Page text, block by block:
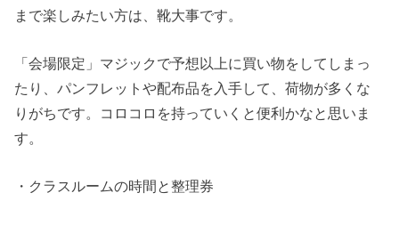
まで楽しみたい方は、靴大事です。
「会場限定」マジックで予想以上に買い物をしてしまっ
たり、パンフレットや配布品を入手して、荷物が多くな
りがちです。コロコロを持っていくと便利かなと思いま
す。
・クラスルームの時間と整理券